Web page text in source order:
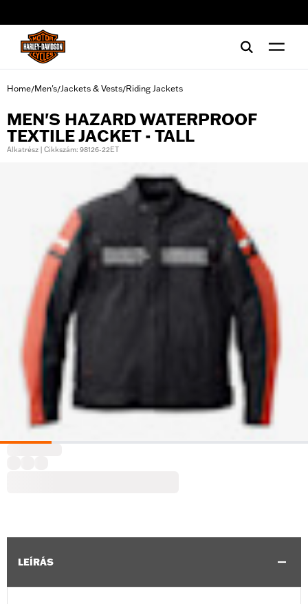
Home/Men's/Jackets & Vests/Riding Jackets
MEN'S HAZARD WATERPROOF
TEXTILE JACKET - TALL
Alkatrész | Cikkszám: 98126-22ET
LEÍRÁS